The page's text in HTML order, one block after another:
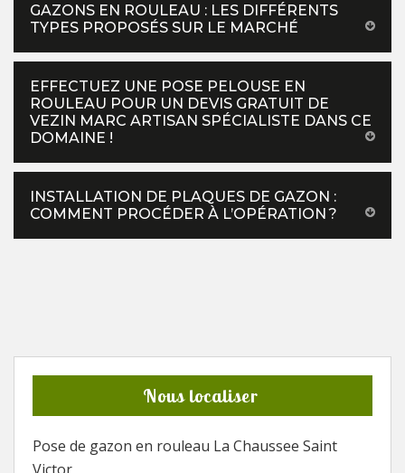
GAZONS EN ROULEAU : LES DIFFÉRENTS
TYPES PROPOSÉS SUR LE MARCHÉ
EFFECTUEZ UNE POSE PELOUSE EN
ROULEAU POUR UN DEVIS GRATUIT DE
VEZIN MARC ARTISAN SPÉCIALISTE DANS CE
DOMAINE !
INSTALLATION DE PLAQUES DE GAZON :
COMMENT PROCÉDER À L’OPÉRATION ?
Nous localiser
Pose de gazon en rouleau La Chaussee Saint